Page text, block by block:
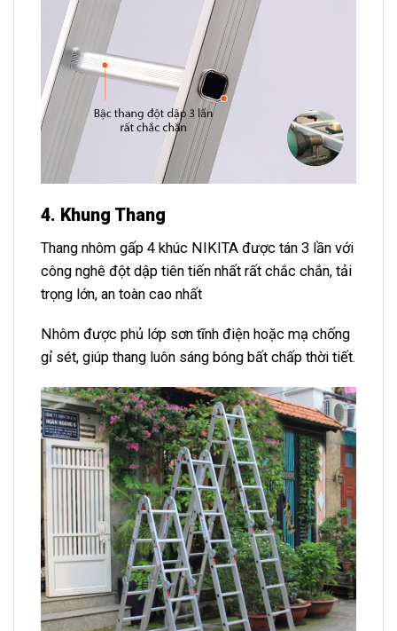
4. Khung Thang
Thang nhôm gấp 4 khúc NIKITA được tán 3 lần với
công nghê đột dập tiên tiến nhất rất chắc chắn, tải
trọng lớn, an toàn cao nhất
Nhôm được phủ lớp sơn tĩnh điện hoặc mạ chống
gỉ sét, giúp thang luôn sáng bóng bất chấp thời tiết.